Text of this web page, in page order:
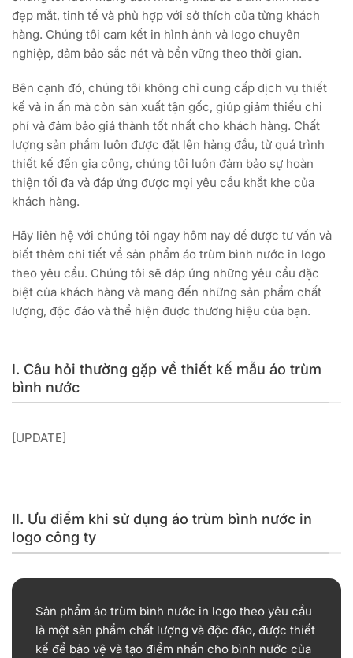
đẹp mắt, tinh tế và phù hợp với sở thích của từng khách
hàng. Chúng tôi cam kết in hình ảnh và logo chuyên
nghiệp, đảm bảo sắc nét và bền vững theo thời gian.
Bên cạnh đó, chúng tôi không chỉ cung cấp dịch vụ thiết
kế và in ấn mà còn sản xuất tận gốc, giúp giảm thiểu chi
phí và đảm bảo giá thành tốt nhất cho khách hàng. Chất
lượng sản phẩm luôn được đặt lên hàng đầu, từ quá trình
thiết kế đến gia công, chúng tôi luôn đảm bảo sự hoàn
thiện tối đa và đáp ứng được mọi yêu cầu khắt khe của
khách hàng.
Hãy liên hệ với chúng tôi ngay hôm nay để được tư vấn và
biết thêm chi tiết về sản phẩm áo trùm bình nước in logo
theo yêu cầu. Chúng tôi sẽ đáp ứng những yêu cầu đặc
biệt của khách hàng và mang đến những sản phẩm chất
lượng, độc đáo và thể hiện được thương hiệu của bạn.
I. Câu hỏi thường gặp về thiết kế mẫu áo trùm
bình nước
[UPDATE]
II. Ưu điểm khi sử dụng áo trùm bình nước in
logo công ty
Sản phẩm áo trùm bình nước in logo theo yêu cầu
là một sản phẩm chất lượng và độc đáo, được thiết
kế để bảo vệ và tạo điểm nhấn cho bình nước của